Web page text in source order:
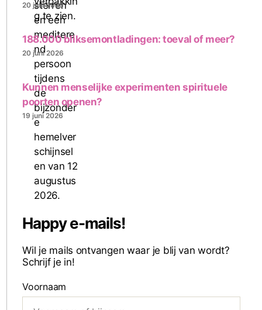
20 juni 2026
188.000 bliksemontladingen: toeval of meer?
20 juni 2026
Kunnen menselijke experimenten spirituele
poorten openen?
19 juni 2026
Happy e-mails!
Wil je mails ontvangen waar je blij van wordt?
Schrijf je in!
Voornaam